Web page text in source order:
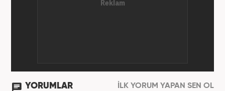
YORUMLAR İLK YORUM YAPAN SEN OL